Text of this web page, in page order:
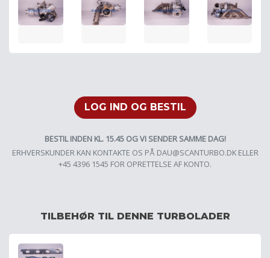
LOG IND OG BESTIL
BESTIL INDEN KL. 15.45 OG VI SENDER SAMME DAG!
ERHVERSKUNDER KAN KONTAKTE OS PÅ DAU@SCANTURBO.DKELLER
+45 4396 1545 FOR OPRETTELSE AF KONTO.
TILBEHØR TIL DENNE TURBOLADER